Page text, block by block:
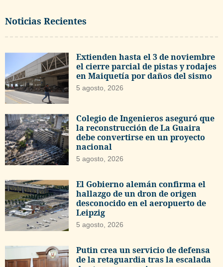
Noticias Recientes
Extienden hasta el 3 de noviembre
el cierre parcial de pistas y rodajes
en Maiquetía por daños del sismo
5 agosto, 2026
Colegio de Ingenieros aseguró que
la reconstrucción de La Guaira
debe convertirse en un proyecto
nacional
5 agosto, 2026
El Gobierno alemán confirma el
hallazgo de un dron de origen
desconocido en el aeropuerto de
Leipzig
5 agosto, 2026
Putin crea un servicio de defensa
de la retaguardia tras la escalada